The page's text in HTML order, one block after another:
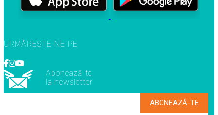
URMĂREȘTE-NE PE
Abonează-te
la newsletter